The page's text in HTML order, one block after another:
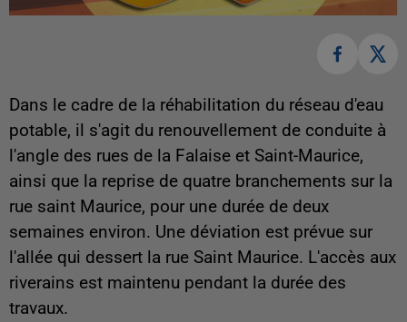
Dans le cadre de la réhabilitation du réseau d'eau
potable, il s'agit du renouvellement de conduite à
l'angle des rues de la Falaise et Saint-Maurice,
ainsi que la reprise de quatre branchements sur la
rue saint Maurice, pour une durée de deux
semaines environ. Une déviation est prévue sur
l'allée qui dessert la rue Saint Maurice. L'accès aux
riverains est maintenu pendant la durée des
travaux.